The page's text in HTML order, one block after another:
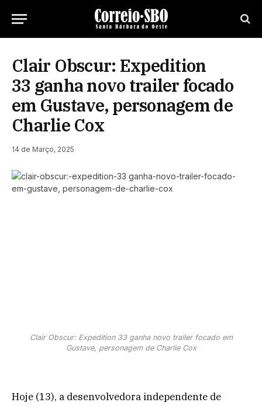
Clair Obscur: Expedition
33 ganha novo trailer focado
em Gustave, personagem de
Charlie Cox
14 de Março, 2025
Clair Obscur: Expedition 33 ganha novo trailer focado em
Gustave, personagem de Charlie Cox
Hoje (13), a desenvolvedora independente de